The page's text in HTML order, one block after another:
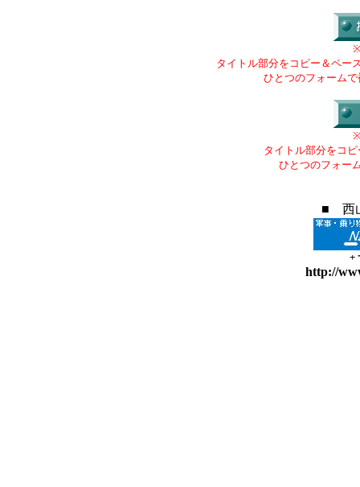
タイトル部分をコピー＆ペー
ひとつのフォーム
タイトル部分をコ
ひとつのフォー
■ 西
+
http://